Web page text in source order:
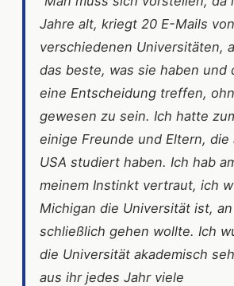
Jahre alt, kriegt 20 E-Mails von
verschiedenen Universitäten,
das beste, was sie haben und
eine Entscheidung treffen,
gewesen zu sein. Ich hatte
einige Freunde und Eltern, die
USA studiert haben. Ich hab
meinem Instinkt vertraut, ich
Michigan die Universität ist,
schließlich gehen wollte. Ich
die Universität akademisch
aus ihr jedes Jahr viele